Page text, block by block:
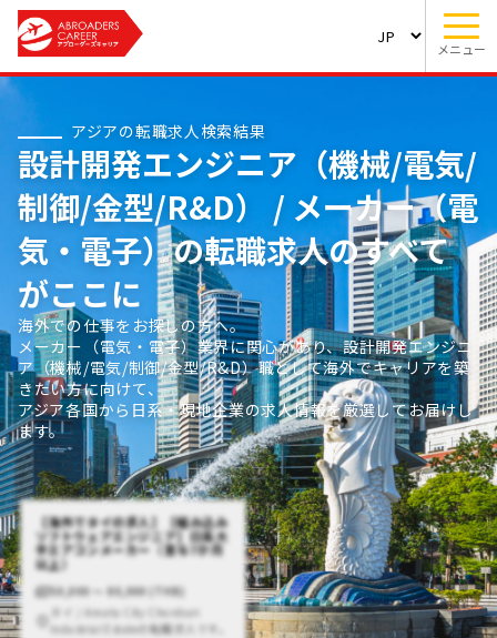
メニュー
アジアの転職求人検索結果
設計開発エンジニア（機械/電気/
制御/金型/R&D） / メーカー（電
気・電子）の転職求人のすべて
がここに
海外での仕事をお探しの方へ。
メーカー（電気・電子）業界に関心があり、設計開発エンジニ
ア（機械/電気/制御/金型/R&D）職として海外でキャリアを築
きたい方に向けて、
アジア各国から日系・現地企業の求人情報を厳選してお届けし
ます。
【海外でタイの求人】【組み込み
ソフトウェアエンジニア】日系大
手エアコンメーカー（賞与7か月
以上）
50,000 〜 80,000 (THB)
タイ / Amata City Chonburi
Industrial Estateの転職求人です。